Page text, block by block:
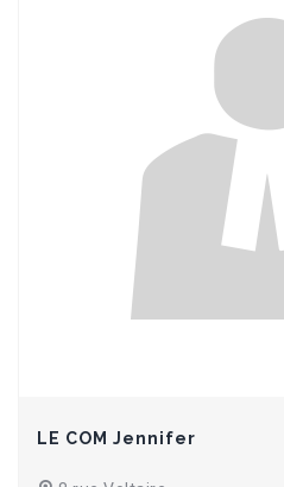
LE COM Jennifer